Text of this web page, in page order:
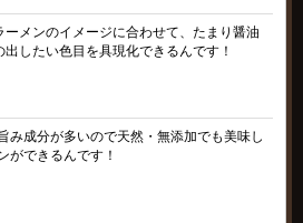
ーメンのイメージに合わせて、たまり醤油
出したい色目を具現化できるんです！
み成分が多いので天然・無添加でも美味し
ができるんです！